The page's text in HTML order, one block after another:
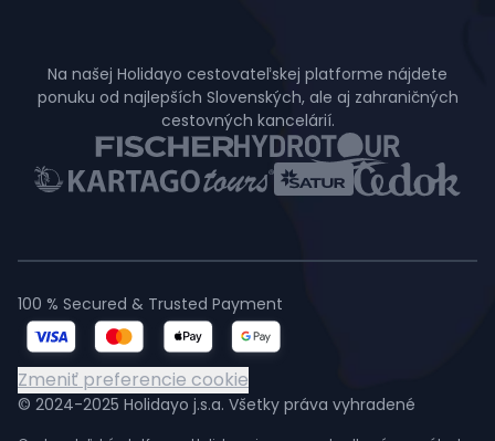
Na našej Holidayo cestovateľskej platforme nájdete
ponuku od najlepších Slovenských, ale aj zahraničných
cestovných kancelárií.
© 2024-2025 Holidayo j.s.a. Všetky práva vyhradené
100 % Secured & Trusted Payment
Zmeniť preferencie cookie